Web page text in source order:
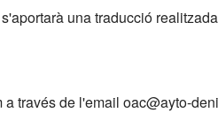
una traducció
través de l'email oac@ayto-